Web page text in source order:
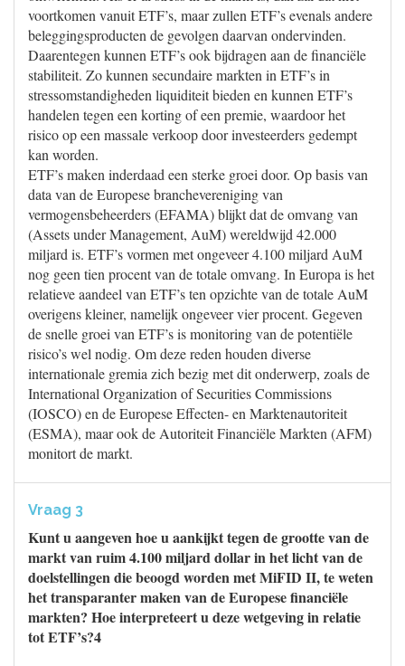
voortkomen vanuit ETF’s, maar zullen ETF’s evenals andere
beleggingsproducten de gevolgen daarvan ondervinden.
Daarentegen kunnen ETF’s ook bijdragen aan de financiële
stabiliteit. Zo kunnen secundaire markten in ETF’s in
stressomstandigheden liquiditeit bieden en kunnen ETF’s
handelen tegen een korting of een premie, waardoor het
risico op een massale verkoop door investeerders gedempt
kan worden.
ETF’s maken inderdaad een sterke groei door. Op basis van
data van de Europese branchevereniging van
vermogensbeheerders (EFAMA) blijkt dat de omvang van
(Assets under Management, AuM) wereldwijd 42.000
miljard is. ETF’s vormen met ongeveer 4.100 miljard AuM
nog geen tien procent van de totale omvang. In Europa is het
relatieve aandeel van ETF’s ten opzichte van de totale AuM
overigens kleiner, namelijk ongeveer vier procent. Gegeven
de snelle groei van ETF’s is monitoring van de potentiële
risico’s wel nodig. Om deze reden houden diverse
internationale gremia zich bezig met dit onderwerp, zoals de
International Organization of Securities Commissions
(IOSCO) en de Europese Effecten- en Marktenautoriteit
(ESMA), maar ook de Autoriteit Financiële Markten (AFM)
monitort de markt.
Vraag 3
Kunt u aangeven hoe u aankijkt tegen de grootte van de
markt van ruim 4.100 miljard dollar in het licht van de
doelstellingen die beoogd worden met MiFID II, te weten
het transparanter maken van de Europese financiële
markten? Hoe interpreteert u deze wetgeving in relatie
tot ETF’s?4